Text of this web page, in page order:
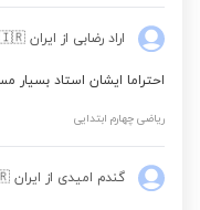
ریاضی ششم به هفتم
علوم تجربی اول ابتدایی
اراد رضابی از ایران 🇮🇷
احتراما ایشان استاد
ریاضی چهارم ابتدایی
گندم امیدی از ایران